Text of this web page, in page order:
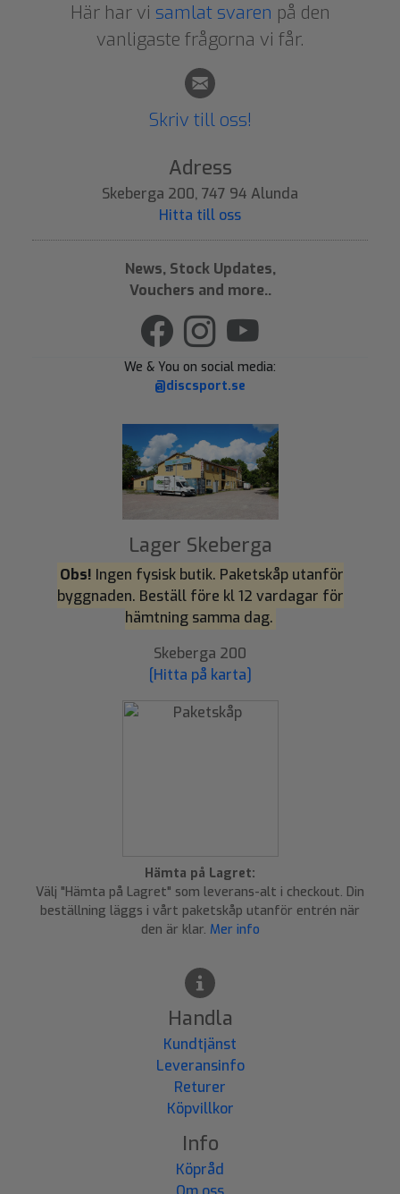
Här har vi samlat svaren på den
vanligaste frågorna vi får.
Skriv till oss!
Adress
Skeberga 200, 747 94 Alunda
Hitta till oss
News, Stock Updates,
Vouchers and more..
We & You on social media:
@discsport.se
Lager Skeberga
Obs! Ingen fysisk butik. Paketskåp utanför
byggnaden. Beställ före kl 12 vardagar för
hämtning samma dag.
Skeberga 200
[Hitta på karta]
Hämta på Lagret:
Välj "Hämta på Lagret" som leverans-alt i checkout. Din
beställning läggs i vårt paketskåp utanför entrén när
den är klar. Mer info
Handla
Kundtjänst
Leveransinfo
Returer
Köpvillkor
Info
Köpråd